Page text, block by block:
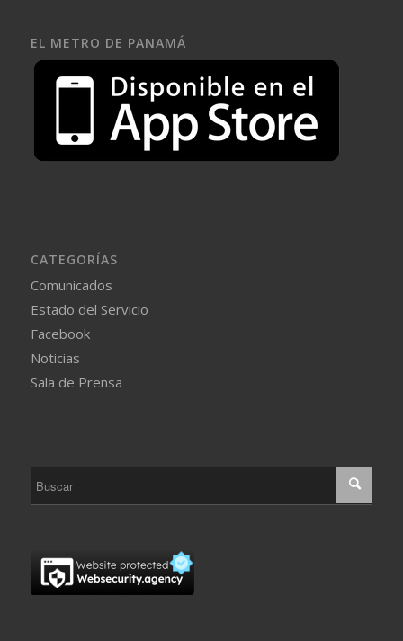
EL METRO DE PANAMÁ
CATEGORÍAS
Comunicados
Estado del Servicio
Facebook
Noticias
Sala de Prensa